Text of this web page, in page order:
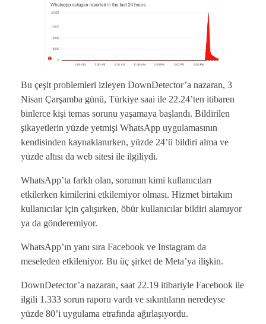
Bu çeşit problemleri izleyen DownDetector’a nazaran, 3
Nisan Çarşamba günü, Türkiye saai ile 22.24’ten itibaren
binlerce kişi temas sorunu yaşamaya başlandı. Bildirilen
şikayetlerin yüzde yetmişi WhatsApp uygulamasının
kendisinden kaynaklanırken, yüzde 24’ü bildiri alma ve
yüzde altısı da web sitesi ile ilgiliydi.
WhatsApp’ta farklı olan, sorunun kimi kullanıcıları
etkilerken kimilerini etkilemiyor olması. Hizmet birtakım
kullanıcılar için çalışırken, öbür kullanıcılar bildiri alamıyor
ya da gönderemiyor.
WhatsApp’ın yanı sıra Facebook ve Instagram da
meseleden etkileniyor. Bu üç şirket de Meta’ya ilişkin.
DownDetector’a nazaran, saat 22.19 itibariyle Facebook ile
ilgili 1.333 sorun raporu vardı ve sıkıntıların neredeyse
yüzde 80’i uygulama etrafında ağırlaşıyordu.